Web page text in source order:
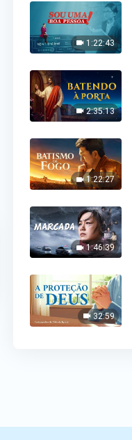
1:22:43
2:35:13
1:22:27
1:46:39
32:59